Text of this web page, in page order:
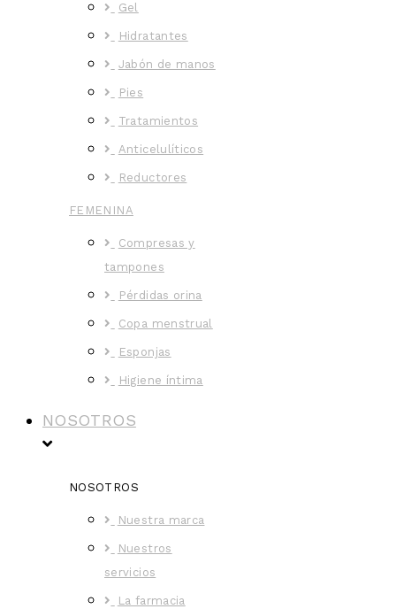
Gel
Hidratantes
Jabón de manos
Pies
Tratamientos
Anticelulíticos
Reductores
FEMENINA
Compresas y
tampones
Pérdidas orina
Copa menstrual
Esponjas
Higiene íntima
NOSOTROS
NOSOTROS
Nuestra marca
Nuestros
servicios
La farmacia